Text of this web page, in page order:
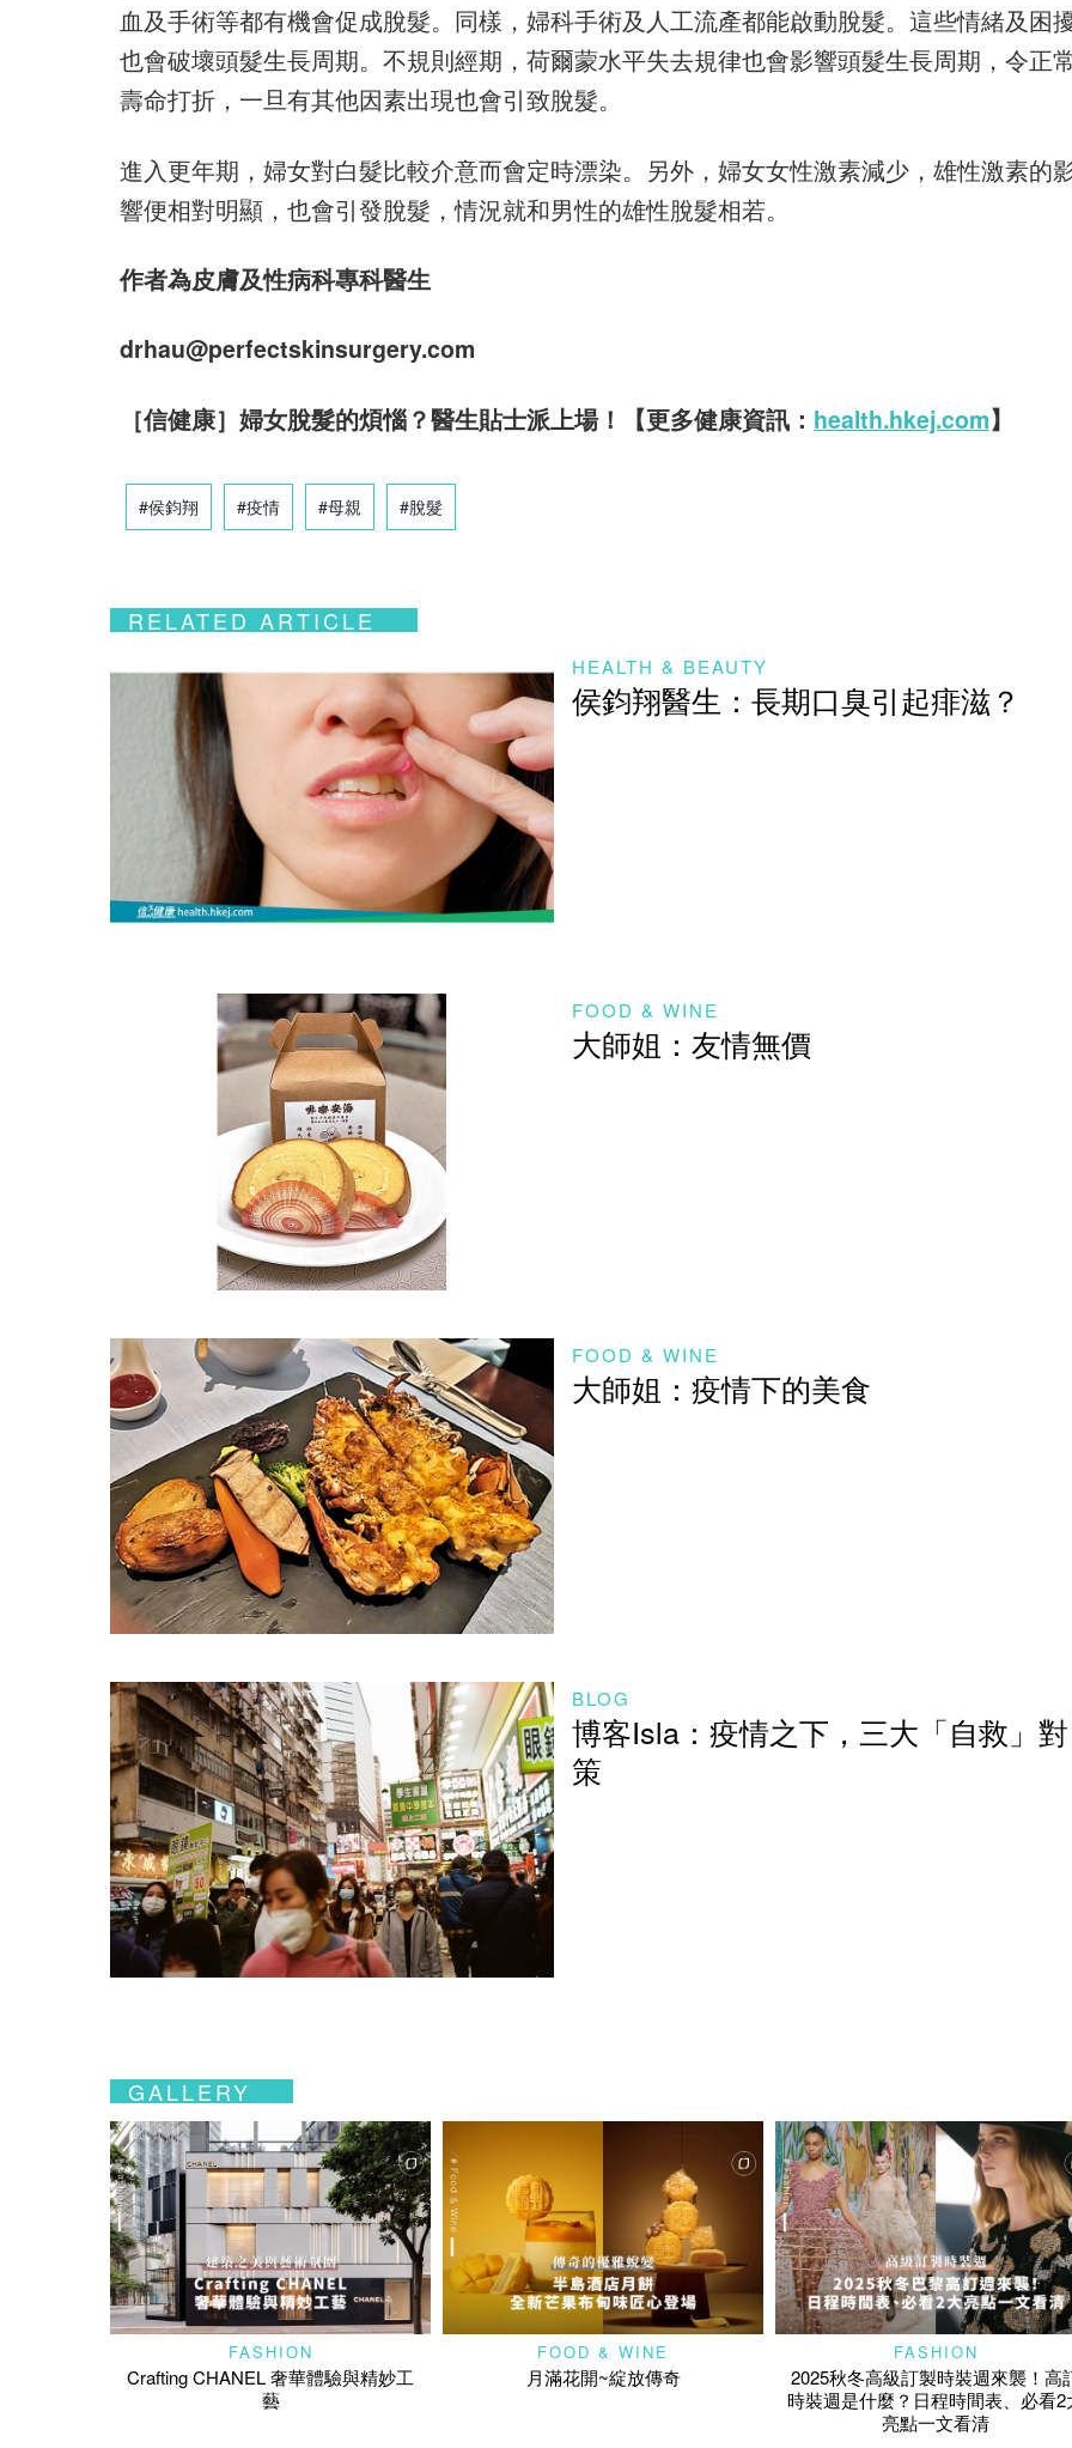
血及手術等都有機會促成脫髮。同樣，婦科手術及人工流產都能啟動脫髮。這些情緒及困
也會破壞頭髮生長周期。不規則經期，荷爾蒙水平失去規律也會影響頭髮生長周期，令正
壽命打折，一旦有其他因素出現也會引致脫髮。
進入更年期，婦女對白髮比較介意而會定時漂染。另外，婦女女性激素減少，雄性激素的
響便相對明顯，也會引發脫髮，情況就和男性的雄性脫髮相若。
作者為皮膚及性病科專科醫生
drhau@perfectskinsurgery.com
［信健康］婦女脫髮的煩惱？醫生貼士派上場！【更多健康資訊： health.hkej.com】
#侯鈞翔 #疫情 #母親 #脫髮
RELATED ARTICLE
HEALTH & BEAUTY
侯鈞翔醫生：長期口臭引起痱滋？
FOOD & WINE
大師姐：友情無價
FOOD & WINE
大師姐：疫情下的美食
BLOG
博客Isla：疫情之下，三大「自救」對
策
GALLERY
FASHION
Crafting CHANEL 奢華體驗與精妙工
藝
FOOD & WINE
月滿花開~綻放傳奇
FASHION
2025秋冬高級訂製時裝週來襲！高
時裝週是什麼？日程時間表、必看2
亮點一文看清